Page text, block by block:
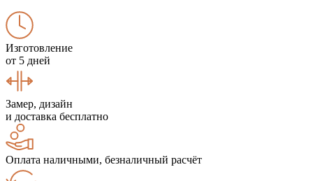
Изготовление
от 5 дней
Замер, дизайн
и доставка бесплатно
Оплата наличными, безналичный расчёт